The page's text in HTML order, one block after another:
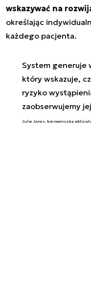
wskazywać na
określając
każdego pacjenta.
System generuje
który wskazuje,
ryzyko
zaobserwujemy
Julie Jones, kierowniczka